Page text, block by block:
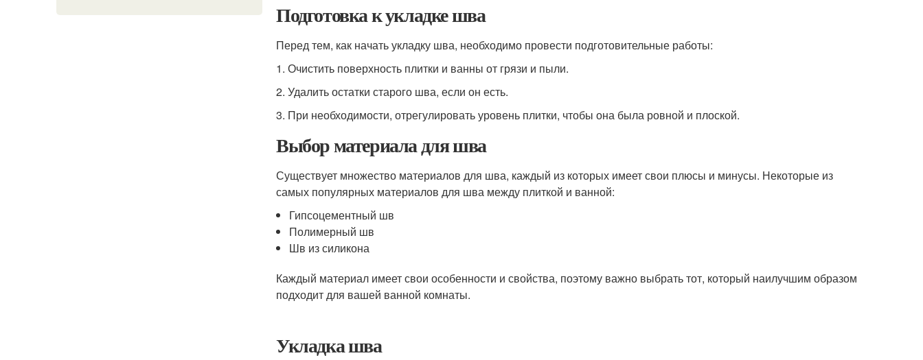
Подготовка к укладке шва
Перед тем, как начать укладку шва, необходимо провести подготовительные работы:
1. Очистить поверхность плитки и ванны от грязи и пыли.
2. Удалить остатки старого шва, если он есть.
3. При необходимости, отрегулировать уровень плитки, чтобы она была ровной и плоской.
Выбор материала для шва
Существует множество материалов для шва, каждый из которых имеет свои плюсы и минусы. Некоторые из
самых популярных материалов для шва между плиткой и ванной:
Гипсоцементный шв
Полимерный шв
Шв из силикона
Каждый материал имеет свои особенности и свойства, поэтому важно выбрать тот, который наилучшим образом
подходит для вашей ванной комнаты.
Укладка шва